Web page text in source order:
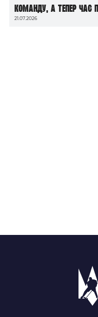
команду, а тепер час
21.07.2026